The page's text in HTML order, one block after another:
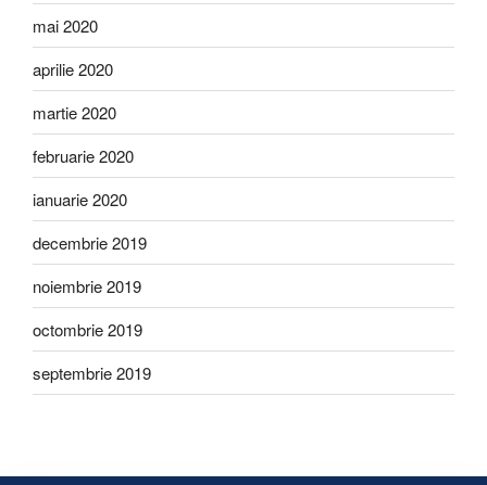
mai 2020
aprilie 2020
martie 2020
februarie 2020
ianuarie 2020
decembrie 2019
noiembrie 2019
octombrie 2019
septembrie 2019